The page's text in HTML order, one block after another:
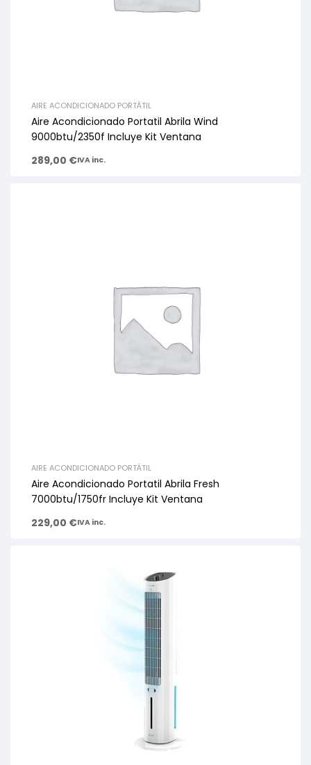
AIRE ACONDICIONADO PORTÁTIL
Aire Acondicionado Portatil Abrila Wind
9000btu/2350f Incluye Kit Ventana
289,00 €IVA inc.
AIRE ACONDICIONADO PORTÁTIL
Aire Acondicionado Portatil Abrila Fresh
7000btu/1750fr Incluye Kit Ventana
229,00 €IVA inc.